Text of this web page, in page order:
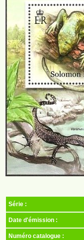
Série :
Date d'émission :
Numéro catalogue :